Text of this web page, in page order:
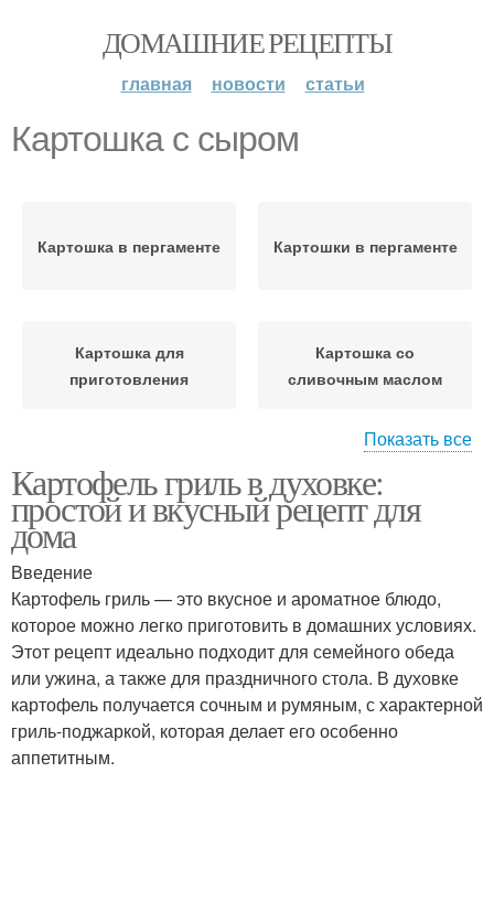
ДОМАШНИЕ РЕЦЕПТЫ
главная новости статьи
Картошка с сыром
Картошка в пергаменте Картошки в пергаменте
Картошка для
приготовления
Картошка со
сливочным маслом
Картошка с салом Картошка с паприкой
Картошка с луком Картошка с майонезом
Картошка с лимоном Жареная картошка
Показать все
Картофель гриль в духовке:
простой и вкусный рецепт для
дома
Введение
Картофель гриль — это вкусное и ароматное блюдо,
которое можно легко приготовить в домашних условиях.
Этот рецепт идеально подходит для семейного обеда
или ужина, а также для праздничного стола. В духовке
картофель получается сочным и румяным, с характерной
гриль-поджаркой, которая делает его особенно
аппетитным.